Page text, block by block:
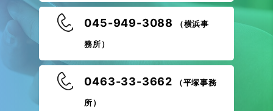
045-949-3088 （横浜事
務所）
0463-33-3662 （平塚事務
所）